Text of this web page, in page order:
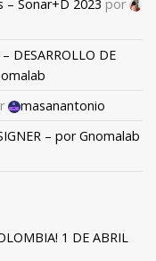
– Sonar+D 2023 por
DESARROLLO DE
masanantonio
– por Gnomalab
1 DE ABRIL